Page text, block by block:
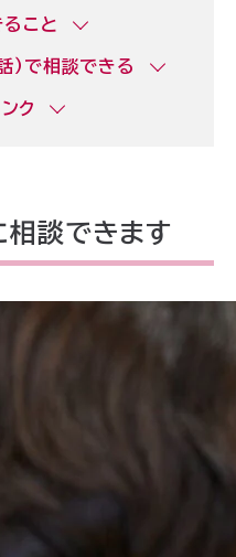
ること
）で相談できる
ク
談できます